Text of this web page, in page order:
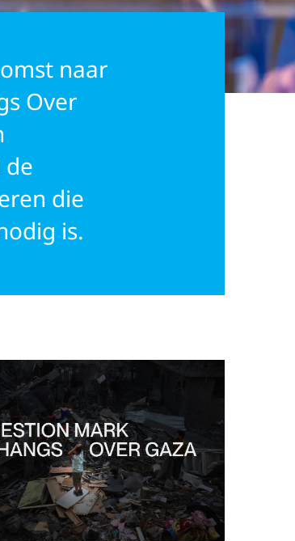
naar
Over
de
die
is.